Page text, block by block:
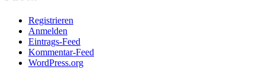
Registrieren
Anmelden
Eintrags-Feed
Kommentar-Feed
WordPress.org